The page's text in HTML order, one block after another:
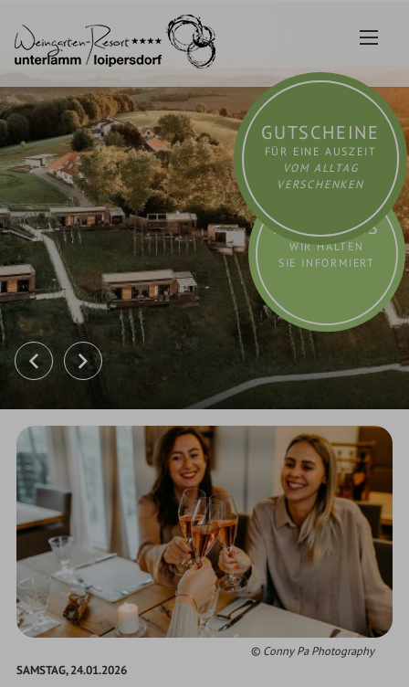
Inhalt
springen
GUTSCHEINE
FÜR EINE AUSZEIT
VOM ALLTAG
VERSCHENKEN
AKTUELLES
WIR HALTEN
SIE INFORMIERT
Conny Pa Photography
SAMSTAG,24.01.2026